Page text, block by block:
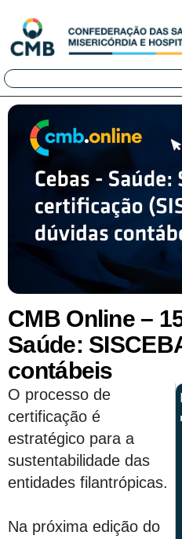
CMB Online –
Saúde:
contábeis
O processo de
certificação é
estratégico para a
sustentabilidade das
entidades filantrópicas.
Na próxima edição do